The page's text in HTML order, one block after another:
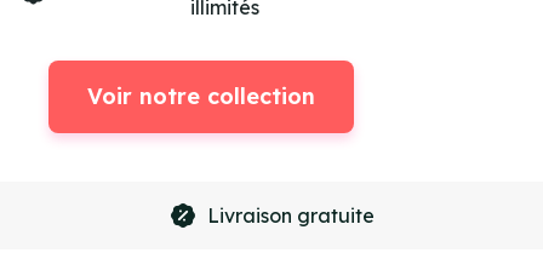
illimités
Voir notre collection
Livraison gratuite